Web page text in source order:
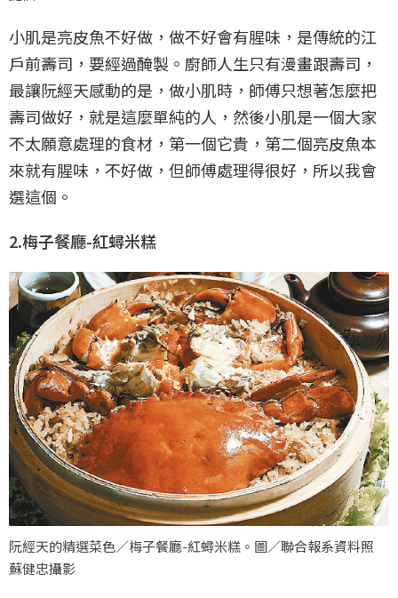
小肌是亮皮魚不好做，做不好會有腥味，是傳統的江
戶前壽司，要經過醃製。廚師人生只有漫畫跟壽司，
最讓阮經天感動的是，做小肌時，師傅只想著怎麼把
壽司做好，就是這麼單純的人，然後小肌是一個大家
不太願意處理的食材，第一個它貴，第二個亮皮魚本
來就有腥味，不好做，但師傅處理得很好，所以我會
選這個。
2.梅子餐廳-紅蟳米糕
阮經天的精選菜色／梅子餐廳-紅蟳米糕。圖／聯合報系資料照
蘇健忠攝影